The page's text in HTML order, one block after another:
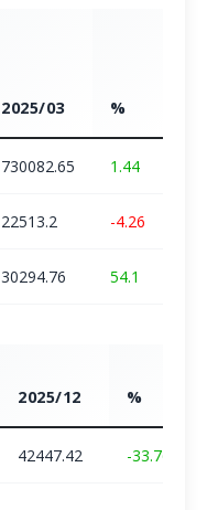
2025/03 %
730082.65 1.44
22513.2 -4.26
30294.76 54.1
2025/12 %
42447.42 -33.76